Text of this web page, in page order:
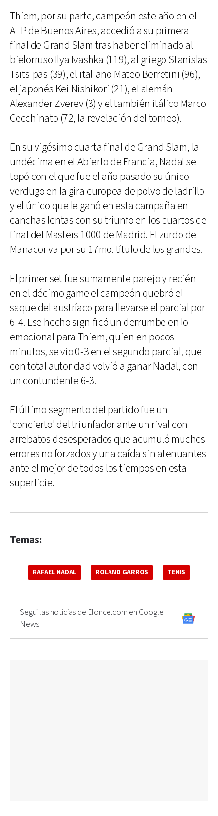
Thiem, por su parte, campeón este año en el
ATP de Buenos Aires, accedió a su primera
final de Grand Slam tras haber eliminado al
bielorruso Ilya Ivashka (119), al griego Stanislas
Tsitsipas (39), el italiano Mateo Berretini (96),
el japonés Kei Nishikori (21), el alemán
Alexander Zverev (3) y el también itálico Marco
Cecchinato (72, la revelación del torneo).
En su vigésimo cuarta final de Grand Slam, la
undécima en el Abierto de Francia, Nadal se
topó con el que fue el año pasado su único
verdugo en la gira europea de polvo de ladrillo
y el único que le ganó en esta campaña en
canchas lentas con su triunfo en los cuartos de
final del Masters 1000 de Madrid. El zurdo de
Manacor va por su 17mo. título de los grandes.
El primer set fue sumamente parejo y recién
en el décimo game el campeón quebró el
saque del austríaco para llevarse el parcial por
6-4. Ese hecho significó un derrumbe en lo
emocional para Thiem, quien en pocos
minutos, se vio 0-3 en el segundo parcial, que
con total autoridad volvió a ganar Nadal, con
un contundente 6-3.
El último segmento del partido fue un
'concierto' del triunfador ante un rival con
arrebatos desesperados que acumuló muchos
errores no forzados y una caída sin atenuantes
ante el mejor de todos los tiempos en esta
superficie.
Temas:
RAFAEL NADAL ROLAND GARROS TENIS
Seguí las noticias de Elonce.com en Google
News